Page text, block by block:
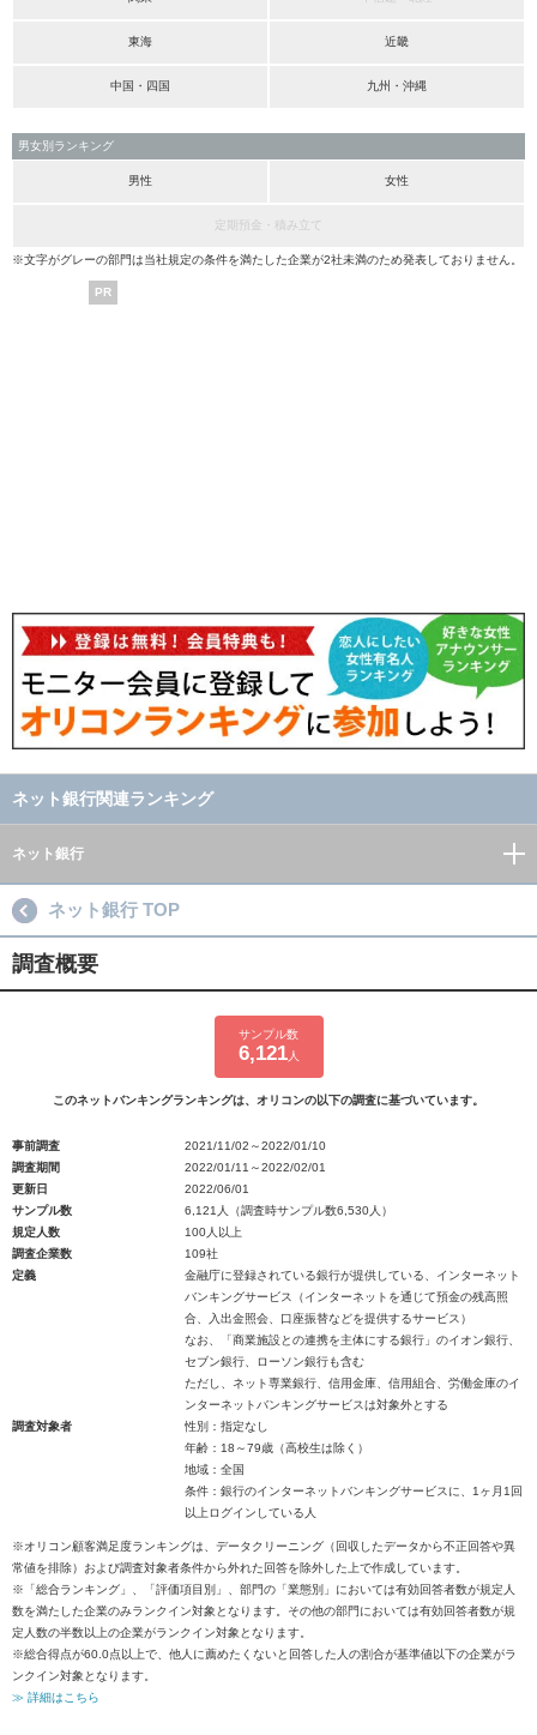
東海 近畿
中国・四国 九州・沖縄
男女別ランキング
男性 女性
定期預金・積み立て
※文字がグレーの部門は当社規定の条件を満たした企業が2社未満のため発表しておりません。
PR
ネット銀行関連ランキング
ネット銀行
ネット銀行 TOP
調査概要
サンプル数
6,121人
このネットバンキングランキングは、オリコンの以下の調査に基づいています。
事前調査
2021/11/02～2022/01/10
調査期間
2022/01/11～2022/02/01
更新日
2022/06/01
サンプル数
6,121人（調査時サンプル数6,530人）
規定人数
100人以上
調査企業数
109社
定義
金融庁に登録されている銀行が提供している、インターネット
バンキングサービス（インターネットを通じて預金の残高照
合、入出金照会、口座振替などを提供するサービス）
なお、「商業施設との連携を主体にする銀行」のイオン銀行、
セブン銀行、ローソン銀行も含む
ただし、ネット専業銀行、信用金庫、信用組合、労働金庫のイ
ンターネットバンキングサービスは対象外とする
調査対象者
性別：指定なし
年齢：18～79歳（高校生は除く）
地域：全国
条件：銀行のインターネットバンキングサービスに、1ヶ月1回
以上ログインしている人
※オリコン顧客満足度ランキングは、データクリーニング（回収したデータから不正回答や異
常値を排除）および調査対象者条件から外れた回答を除外した上で作成しています。
※「総合ランキング」、「評価項目別」、部門の「業態別」においては有効回答者数が規定人
数を満たした企業のみランクイン対象となります。その他の部門においては有効回答者数が規
定人数の半数以上の企業がランクイン対象となります。
※総合得点が60.0点以上で、他人に薦めたくないと回答した人の割合が基準値以下の企業がラ
ンクイン対象となります。
≫ 詳細はこちら